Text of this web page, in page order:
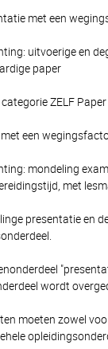
met een
uitvoerige en
paper
categorie ZELF
een
mondeling
met
presentatie en
wordt
moeten zowel